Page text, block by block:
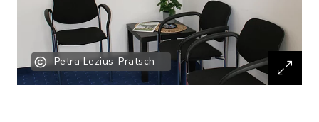
Petra Lezius-Pratsch